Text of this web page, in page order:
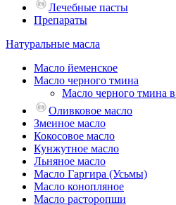
Лечебные пасты
Препараты
Натуральные масла
Масло йеменское
Масло черного тмина
Масло черного тмина в
Оливковое масло
Змеиное масло
Кокосовое масло
Кунжутное масло
Льняное масло
Масло Гаргира (Усьмы)
Масло конопляное
Масло расторопши